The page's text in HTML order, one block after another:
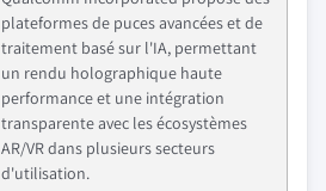
plateformes de puces avancées et de
traitement basé sur l'IA, permettant
un rendu holographique haute
performance et une intégration
transparente avec les écosystèmes
AR/VR dans plusieurs secteurs
d'utilisation.